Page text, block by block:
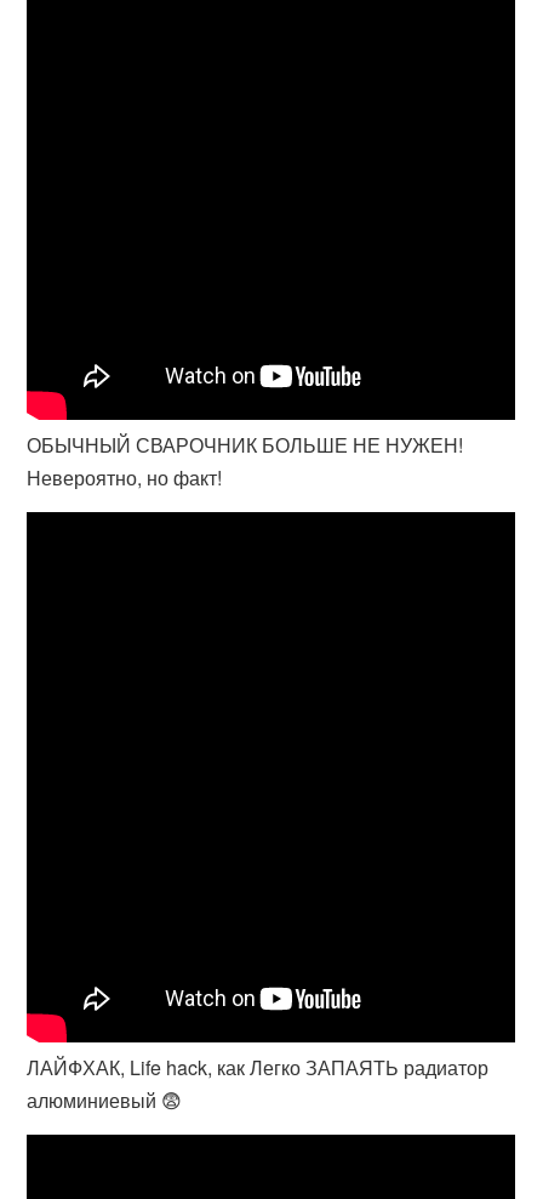
ОБЫЧНЫЙ СВАРОЧНИК БОЛЬШЕ НЕ НУЖЕН!
Невероятно, но факт!
ЛАЙФХАК, Life hack, как Легко ЗАПАЯТЬ радиатор
алюминиевый 😨